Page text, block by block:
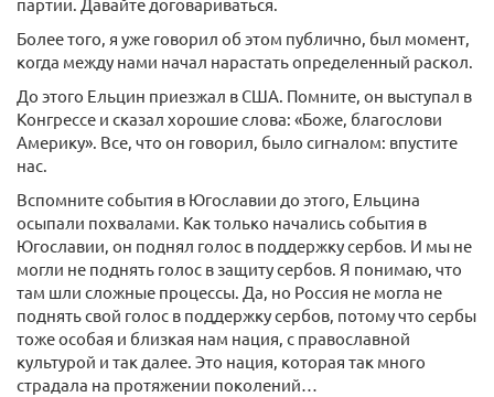
Более того, я уже говорил об этом публично, был момент,
когда между нами начал нарастать определенный раскол.
До этого Ельцин приезжал в США. Помните, он выступал в
Конгрессе и сказал хорошие слова: «Боже, благослови
Америку». Все, что он говорил, было сигналом: впустите
нас.
Вспомните события в Югославии до этого, Ельцина
осыпали похвалами. Как только начались события в
Югославии, он поднял голос в поддержку сербов. И мы не
могли не поднять голос в защиту сербов. Я понимаю, что
там шли сложные процессы. Да, но Россия не могла не
поднять свой голос в поддержку сербов, потому что сербы
тоже особая и близкая нам нация, с православной
культурой и так далее. Это нация, которая так много
страдала на протяжении поколений…